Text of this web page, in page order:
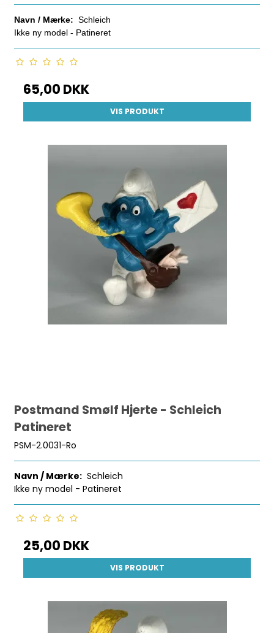
Navn / Mærke: Schleich
Ikke ny model - Patineret
65,00 DKK
VIS PRODUKT
Postmand Smølf Hjerte - Schleich
Patineret
PSM-2.0031-Ro
Navn / Mærke: Schleich
Ikke ny model - Patineret
25,00 DKK
VIS PRODUKT